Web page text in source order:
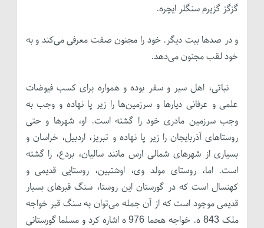
گزگز گزیرم سنگ­لر ایچره.
و در صدها بیت دیگر. خود را مجنون صفت معرفی می‌کند و به
خود لقب مجنون می‌دهد.
نباتی، اهل سیر و سفر بوده و همواره برای کسب فیوضات
علمی و عرفانی دیارها و سرزمین‌ها را زیر پا نهاده و وجب به
وجب سرزمین مادری خود را گشته است. او، شهرها و حتی
روستاهای آذربایجان را زیر پا نهاده و تبریز، اردبیل، خراسان و
بسیاری از شهرهای شمالی ارس مانند سالیان، بردع، را گشته
است. اما، روستای مولد وی، اوشتبین، روستایی قدیمی و
کهنسال است که در گورستان این روستا، سنگ قبرهای بسیار
قدیمی موجود است که از آن جمله می‌توان به سنگ قبر خواجه
ملک 843 ه. خواجه هحما 976 ه اشاره کرد و مسلما گورستانی